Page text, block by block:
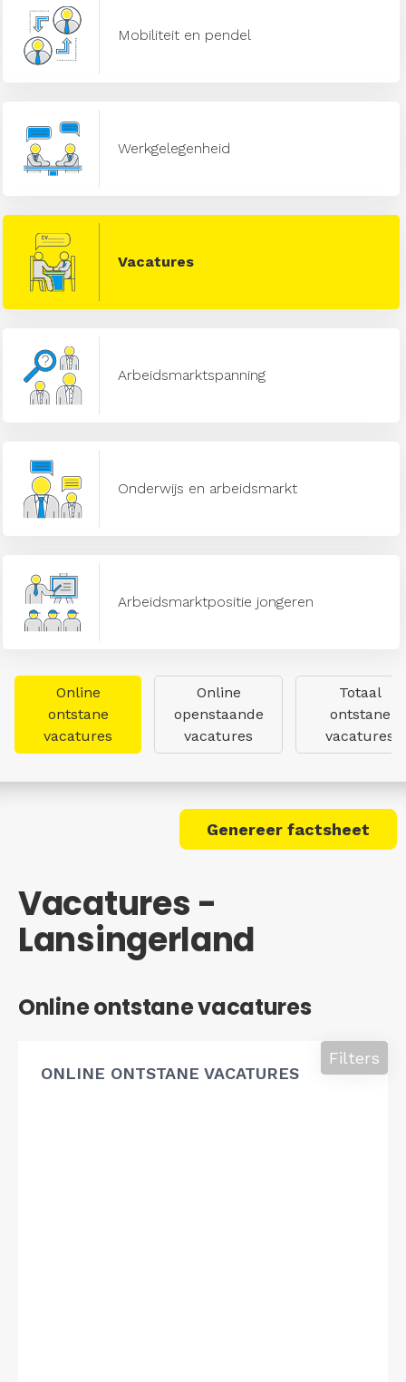
Mobiliteit en pendel
Werkgelegenheid
Vacatures
Arbeidsmarktspanning
Onderwijs en arbeidsmarkt
Arbeidsmarktpositie jongeren
Online
ontstane
vacatures
Online
openstaande
vacatures
Totaal
ontstane
vacatures
Genereer factsheet
Vacatures -
Lansingerland
Online ontstane vacatures
ONLINE ONTSTANE VACATURES
Filters